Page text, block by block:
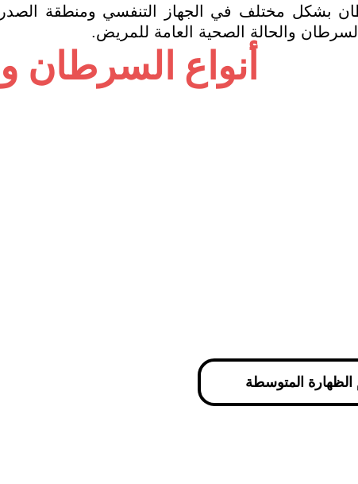
بشكل مختلف في الجهاز التنفسي ومنطقة
والحالة الصحية العامة للمريض.
أنواع السرطان
الظهارة المتوسطة